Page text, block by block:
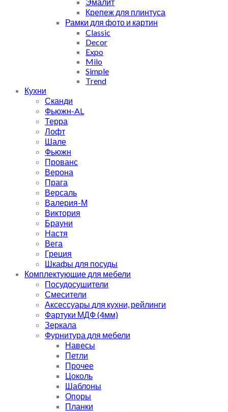
Крепеж для плинтуса
Рамки для фото и картин
Classic
Decor
Expo
Milo
Simple
Trend
Кухни
Сканди
Фьюжн-AL
Терра
Лофт
Шале
Фьюжн
Прованс
Верона
Прага
Версаль
Валерия-М
Виктория
Брауни
Настя
Вега
Греция
Шкафы для посуды
Комплектующие для мебели
Посудосушители
Смесители
Аксессуары для кухни, рейлинги
Фартуки МДФ (4мм)
Зеркала
Фурнитура для мебели
Навесы
Петли
Прочее
Цоколь
Шаблоны
Опоры
Планки